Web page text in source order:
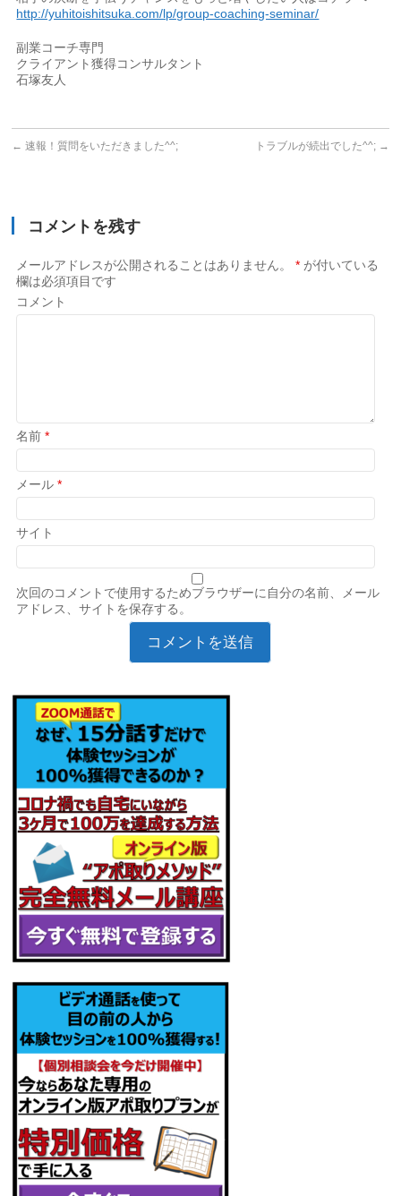
http://yuhitoishitsuka.com/lp/group-coaching-seminar/
副業コーチ専門
クライアント獲得コンサルタント
石塚友人
← 速報！質問をいただきました^^; トラブルが続出でした^^; →
コメントを残す
メールアドレスが公開されることはありません。 * が付いている
欄は必須項目です
コメント
名前*
メール*
サイト
次回のコメントで使用するためブラウザーに自分の名前、メール
アドレス、サイトを保存する。